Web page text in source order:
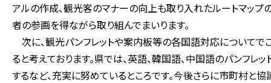
アルの作成、観光客のマナーの向上も取り入れたルートマッ
者の参画を得ながら取り組んでまいります。
次に、観光パンフレットや案内板等の各国語対応について
ると考えております。県では、英語、韓国語、中国語のパンフ
するなど、充実に努めているところです。今後さらに市町村